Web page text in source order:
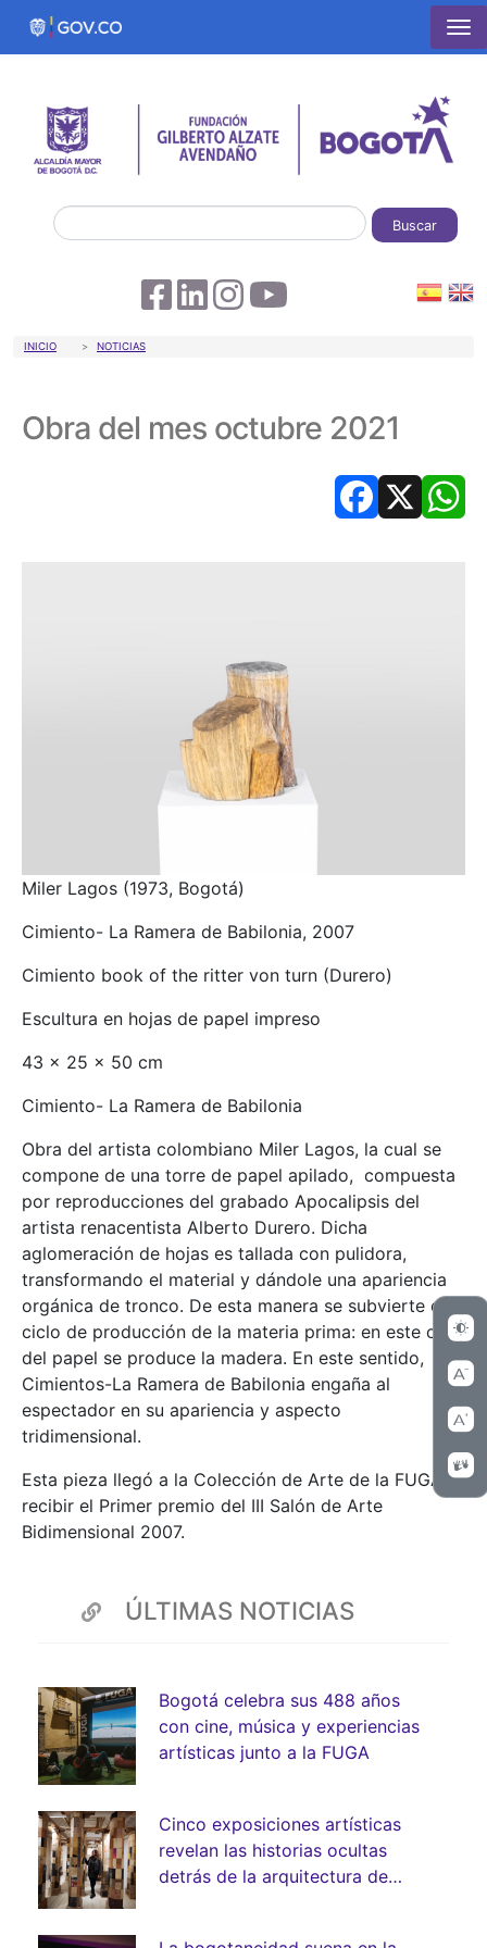
Pasar al contenido principal
Buscar
Sobrescribir enlaces de ayuda a la
INICIO NOTICIAS
Obra del mes octubre 2021
Facebook
X
Miler Lagos (1973, Bogotá)
Cimiento- La Ramera de Babilonia, 2007
Cimiento book of the ritter von turn (Durero)
Escultura en hojas de papel impreso
43 x 25 x 50 cm
Cimiento- La Ramera de Babilonia
Obra del artista colombiano Miler Lagos, la cual se
compone de una torre de papel apilado, compuesta
por reproducciones del grabado Apocalipsis del
artista renacentista Alberto Durero. Dicha
aglomeración de hojas es tallada con pulidora,
transformando el material y dándole una apariencia
orgánica de tronco. De esta manera se subvierte el
ciclo de producción de la materia prima: en este caso
del papel se produce la madera. En este sentido,
Cimientos-La Ramera de Babilonia engaña al
espectador en su apariencia y aspecto
tridimensional.
Esta pieza llegó a la Colección de Arte de la FUGA al
recibir el Primer premio del III Salón de Arte
Bidimensional 2007.
ÚLTIMAS NOTICIAS
Bogotá celebra sus 488 años
con cine, música y experiencias
artísticas junto a la FUGA
Cinco exposiciones artísticas
revelan las historias ocultas
detrás de la arquitectura de